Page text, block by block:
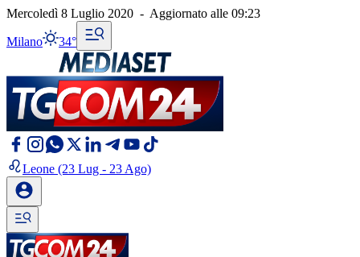
Mercoledì 8 Luglio 2020 - Aggiornato alle 09:23
Milano 34°
Leone (23 Lug - 23 Ago)